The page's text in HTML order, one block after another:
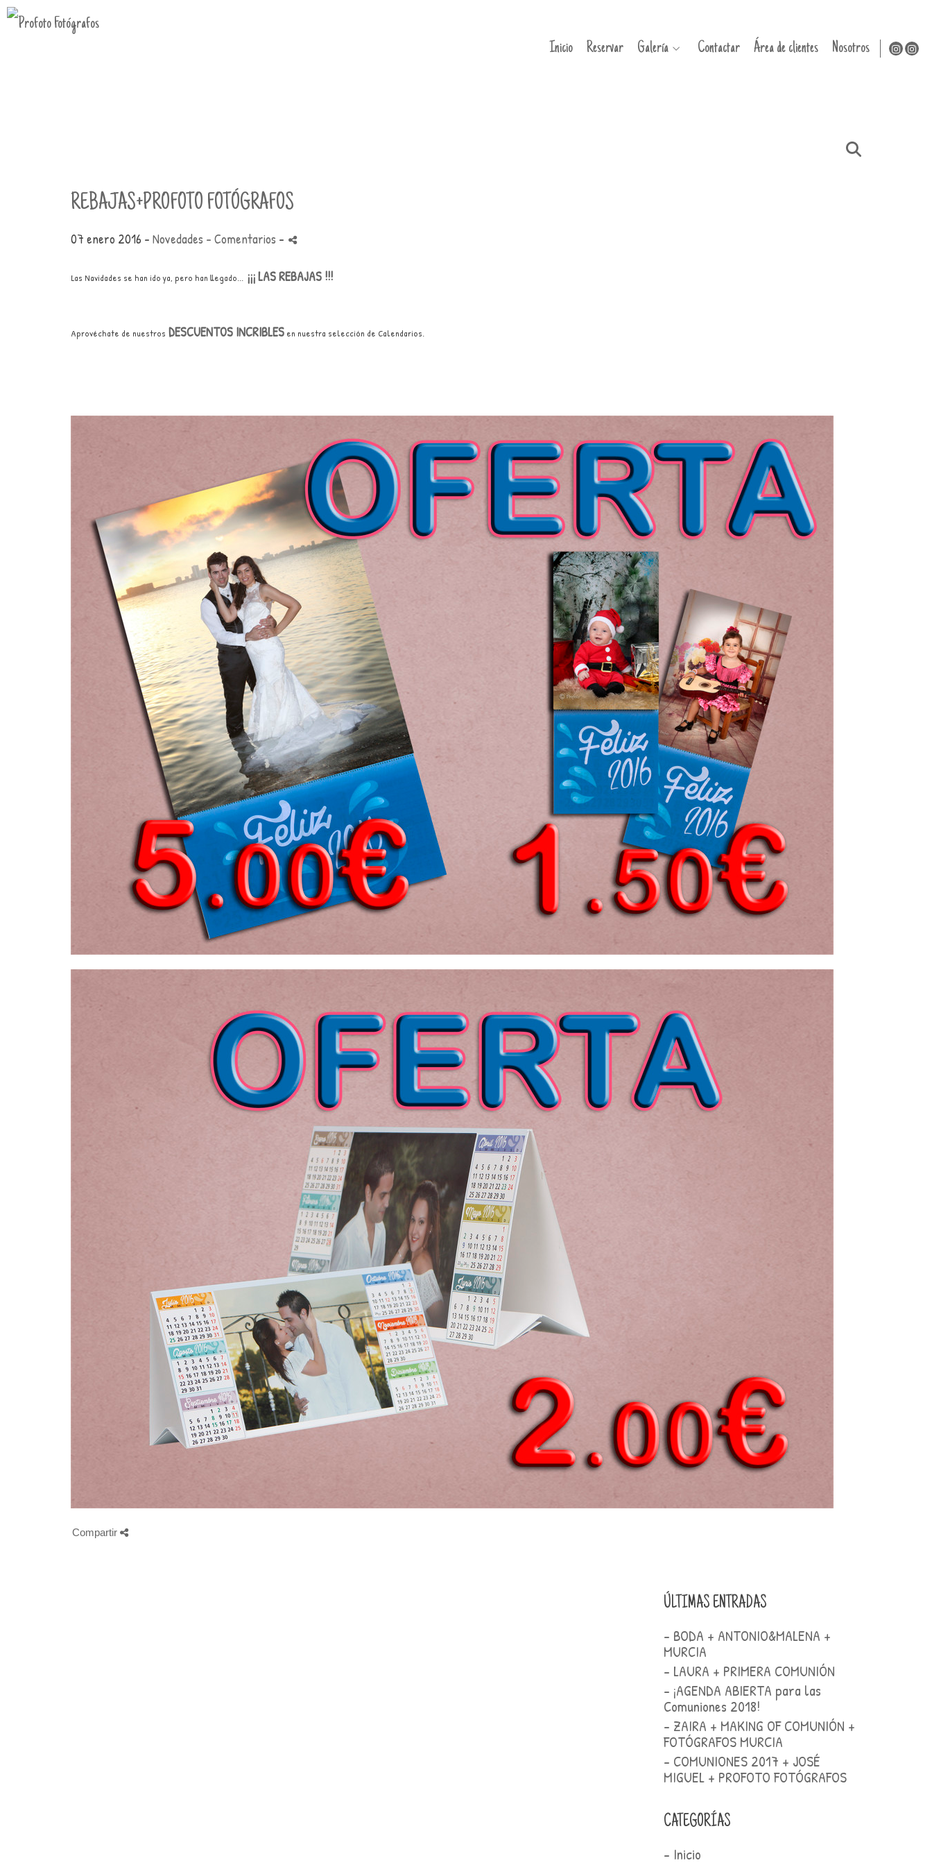
Inicio Reservar Galería Contactar Área de clientes Nosotros
REBAJAS+PROFOTO FOTÓGRAFOS
07 enero 2016 -Novedades - Comentarios -
Las Navidades se han ido ya, pero han llegado... ¡¡¡ LAS REBAJAS !!!
Aprovéchate de nuestros DESCUENTOS INCRIBLES en nuestra selección de Calendarios.
Compartir
ÚLTIMAS ENTRADAS
- BODA + ANTONIO&MALENA +
MURCIA
- LAURA + PRIMERA COMUNIÓN
- ¡AGENDA ABIERTA para las
Comuniones 2018!
- ZAIRA + MAKING OF COMUNIÓN +
FOTÓGRAFOS MURCIA
- COMUNIONES 2017 + JOSÉ
MIGUEL + PROFOTO FOTÓGRAFOS
CATEGORÍAS
- Inicio